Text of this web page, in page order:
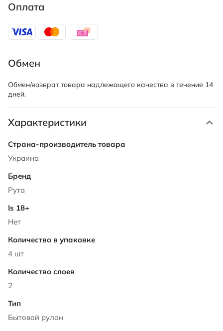
Оплата
Обмен
Обмен/возврат товара надлежащего качества в течение 14
дней.
Характеристики
Характеристики
Украина
Рута
Нет
4 шт
2
Бытовой рулон